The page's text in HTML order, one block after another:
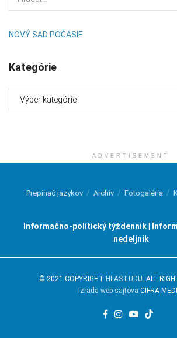
NOVÝ SAD POČASIE
Kategórie
ADVERTISEMENT
Prepínač jazykov Archív Fotogaléria
Informačno-politický týždenník |
nedeljnik
© 2021 COPYRIGHT HLAS ĽUDU. ALL
Izrada web sajtova CIFRA